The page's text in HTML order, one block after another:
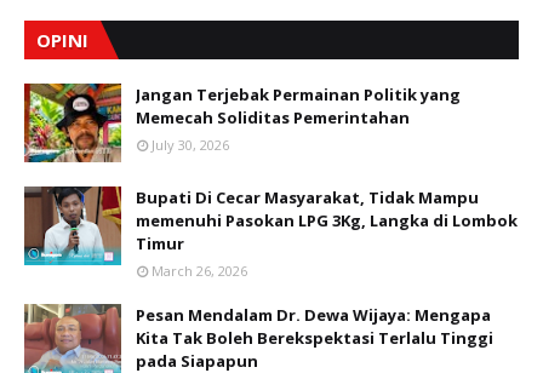
OPINI
Jangan Terjebak Permainan Politik yang
Memecah Soliditas Pemerintahan
July 30, 2026
Bupati Di Cecar Masyarakat, Tidak Mampu
memenuhi Pasokan LPG 3Kg, Langka di Lombok
Timur
March 26, 2026
Pesan Mendalam Dr. Dewa Wijaya: Mengapa
Kita Tak Boleh Berekspektasi Terlalu Tinggi
pada Siapapun